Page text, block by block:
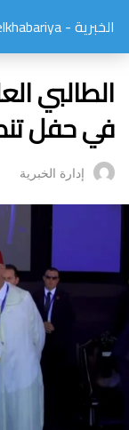
الخبرية - elkhabariya
الطالبي
في حفل
إدارة الخبرية